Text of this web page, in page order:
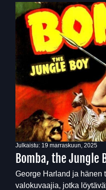
Julkaistu: 19 marraskuun, 2025
Bomba, the Jungle
George Harland ja hänen
valokuvaajia, jotka